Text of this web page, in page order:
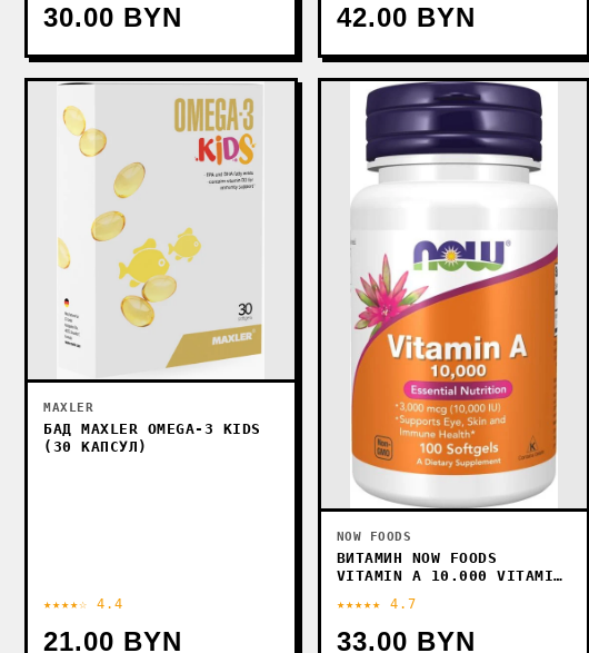
30.00 BYN 42.00 BYN
MAXLER
БАД MAXLER OMEGA-3 KIDS
(30 КАПСУЛ)
★★★★☆ 4.4
21.00 BYN
NOW FOODS
ВИТАМИН NOW FOODS
VITAMIN A 10.000 VITAMIN
★★★★★ 4.7
33.00 BYN